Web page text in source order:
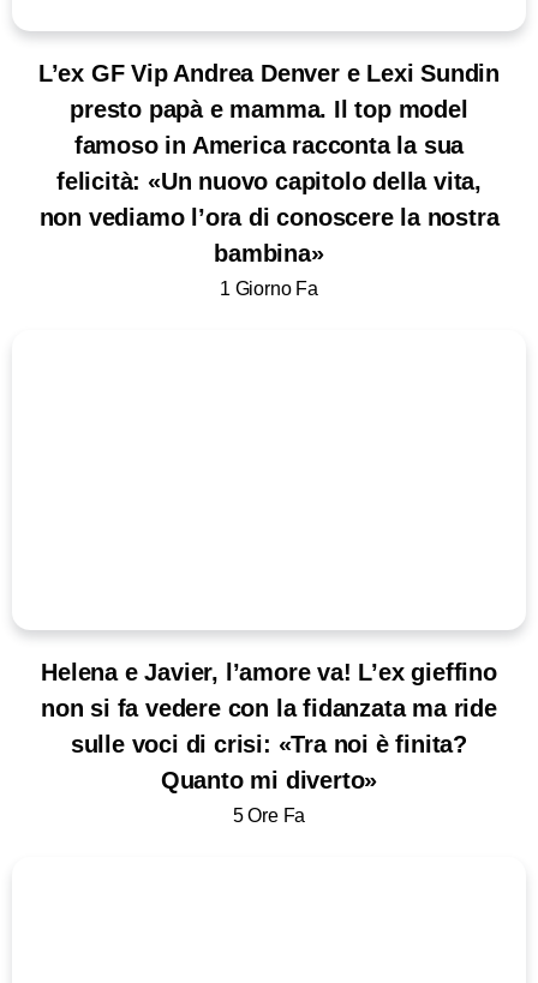
L’ex GF Vip Andrea Denver e Lexi Sundin
presto papà e mamma. Il top model
famoso in America racconta la sua
felicità: «Un nuovo capitolo della vita,
non vediamo l’ora di conoscere la nostra
bambina»
1 Giorno Fa
Helena e Javier, l’amore va! L’ex gieffino
non si fa vedere con la fidanzata ma ride
sulle voci di crisi: «Tra noi è finita?
Quanto mi diverto»
5 Ore Fa